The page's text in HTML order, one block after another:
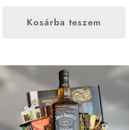
Kosárba teszem